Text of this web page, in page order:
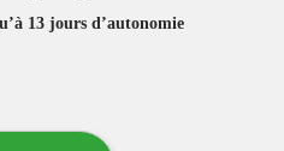
13 jours d’autonomie